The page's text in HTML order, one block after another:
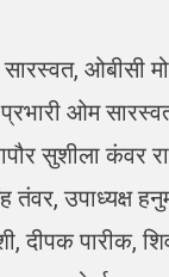
ओबीसी
ओम
सुशीला कंवर
तंवर, उपाध्यक्ष
दीपक पारीक,